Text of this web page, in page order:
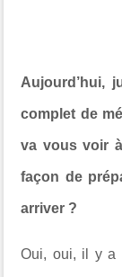
Aujourd’hui,
complet de
va vous voir
façon de
arriver ?
Oui, oui, il y a